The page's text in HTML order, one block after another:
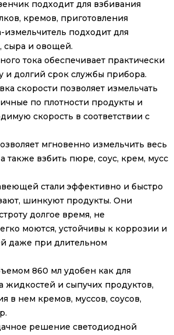
подходит для взбивания
кремов, приготовления
измельчитель подходит для
сыра и овощей.
тока обеспечивает практически
и долгий срок службы прибора.
скорости позволяет измельчать
по плотности продукты и
скорость в соответствии с
мгновенно измельчить весь
также взбить пюре, соус, крем, мусс
стали эффективно и быстро
шинкуют продукты. Они
долгое время, не
моются, устойчивы к коррозии и
даже при длительном
860 мл удобен как для
жидкостей и сыпучих продуктов,
в нем кремов, муссов, соусов,
решение светодиодной